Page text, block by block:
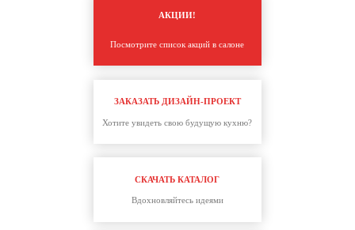
АКЦИИ!
Посмотрите список акций в салоне
ЗАКАЗАТЬ ДИЗАЙН-ПРОЕКТ
Хотите увидеть свою будущую кухню?
СКАЧАТЬ КАТАЛОГ
Вдохновляйтесь идеями